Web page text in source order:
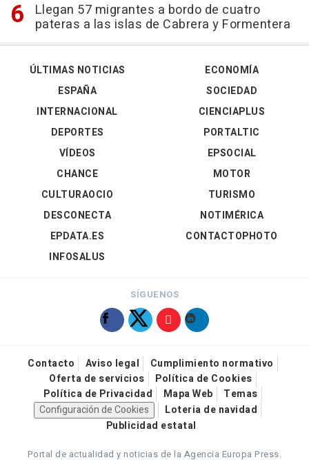
Llegan 57 migrantes a bordo de cuatro
pateras a las islas de Cabrera y Formentera
ÚLTIMAS NOTICIAS
ESPAÑA
INTERNACIONAL
DEPORTES
VÍDEOS
ECONOMÍA
SOCIEDAD
CIENCIAPLUS
PORTALTIC
EPSOCIAL
CHANCE
CULTURAOCIO
DESCONECTA
EPDATA.ES
INFOSALUS
MOTOR
TURISMO
NOTIMÉRICA
CONTACTOPHOTO
SÍGUENOS
Contacto Aviso legal
Cumplimiento normativo
Oferta de servicios
Política de Cookies
Política de Privacidad
Mapa Web
Temas
Configuración de Cookies
Loteria de navidad
Publicidad estatal
Portal de actualidad y noticias de la Agencia Europa Press.